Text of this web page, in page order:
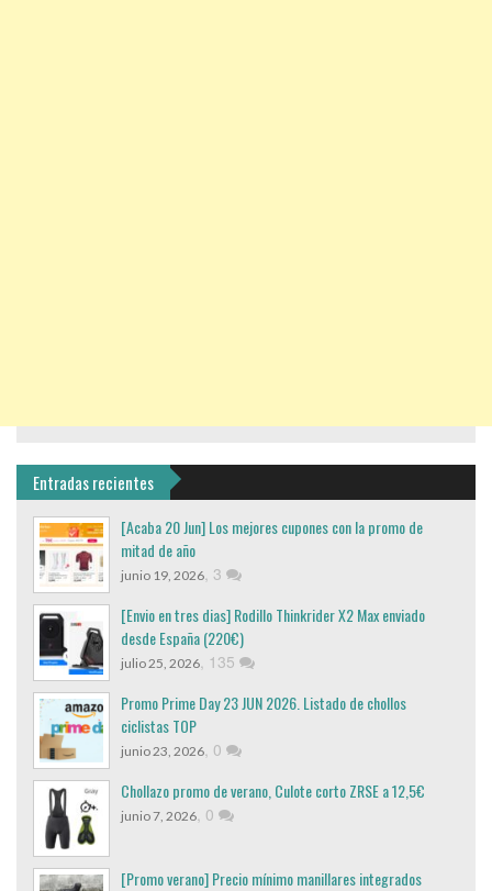
Entradas recientes
[Acaba 20 Jun] Los mejores cupones con la promo de
mitad de año
junio 19, 2026, 3
[Envio en tres dias] Rodillo Thinkrider X2 Max enviado
desde España (220€)
julio 25, 2026, 135
Promo Prime Day 23 JUN 2026. Listado de chollos
ciclistas TOP
junio 23, 2026, 0
Chollazo promo de verano, Culote corto ZRSE a 12,5€
junio 7, 2026, 0
[Promo verano] Precio mínimo manillares integrados